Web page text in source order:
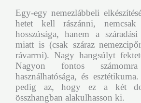
Egy-egy nemezlábbeli
hetet kell rászánni,
hosszúsága, hanem a
miatt is (csak száraz
rávarrni). Nagy hangsúlyt
Nagyon fontos
használhatósága, és
pedig az, hogy ez a két
összhangban alakulhasson ki.